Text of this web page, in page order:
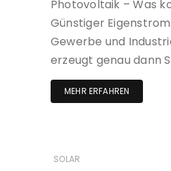
Photovoltaik – Was
Günstiger
Gewerbe und
erzeugt genau dann
MEHR ERFAHREN
SOLAR